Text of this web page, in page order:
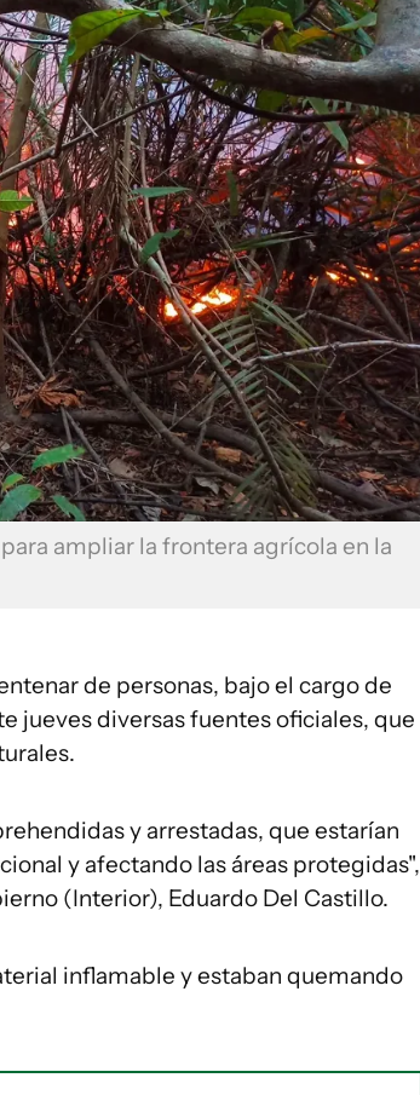
ampliar la frontera agrícola en la
de personas, bajo el cargo de
jueves diversas fuentes oficiales, que
y arrestadas, que estarían
y afectando las áreas protegidas",
(Interior), Eduardo Del Castillo.
inflamable y estaban quemando